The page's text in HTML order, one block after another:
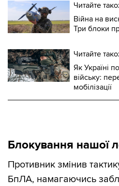
Читайте
Війна на
Три блоки
Читайте
Як Україні
війську:
мобілізації
Блокування нашої
Противник змінив
БпЛА, намагаючись